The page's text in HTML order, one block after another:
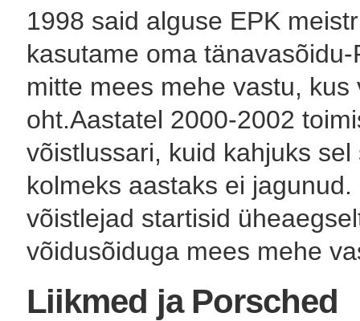
1998 said alguse EPK
kasutame oma
mitte mees mehe vastu,
oht.Aastatel 2000-2002
võistlussari, kuid kahjuks
kolmeks aastaks ei
võistlejad startisid
võidusõiduga mees mehe
Liikmed ja Porsched